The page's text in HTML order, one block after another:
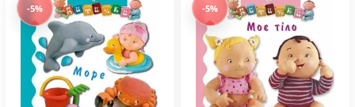
-5% -5%